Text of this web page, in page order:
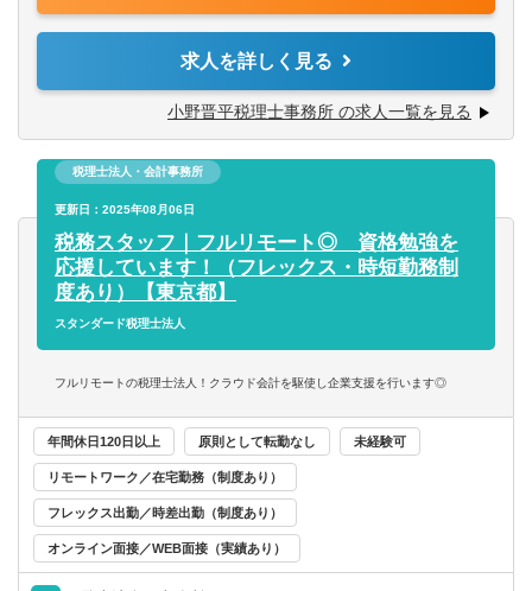
※将来的に事業承継・Ｍ＆Ａ対策や相続税案件等にも携わ
■使用ソフト：マネーフォワード・達人
■自計化率：80％
【組織体制】
所長45歳
女性正社員3名
女性アルバイト2名 ※1名完全フルリモート、1名ほぼフル
リモート勤務
事業の拡大に伴い、所長が行っている巡回業務をサポート
してくださる方を増員募集しています。
求人を詳しく見る
小野晋平税理士事務所 の求人一覧を見る
税理士法人・会計事務所
更新日：2025年08月06日
税務スタッフ｜フルリモート◎ 資格勉強を
応援しています！（フレックス・時短勤務制
度あり）【東京都】
スタンダード税理士法人
フルリモートの税理士法人！クラウド会計を駆使し企業支援を行います◎
年間休日120日以上 原則として転勤なし 未経験可
リモートワーク／在宅勤務（制度あり）
フレックス出勤／時差出勤（制度あり）
オンライン面接／WEB面接（実績あり）